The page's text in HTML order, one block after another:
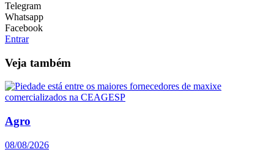
Telegram
Whatsapp
Facebook
Entrar
Veja também
Agro
08/08/2026